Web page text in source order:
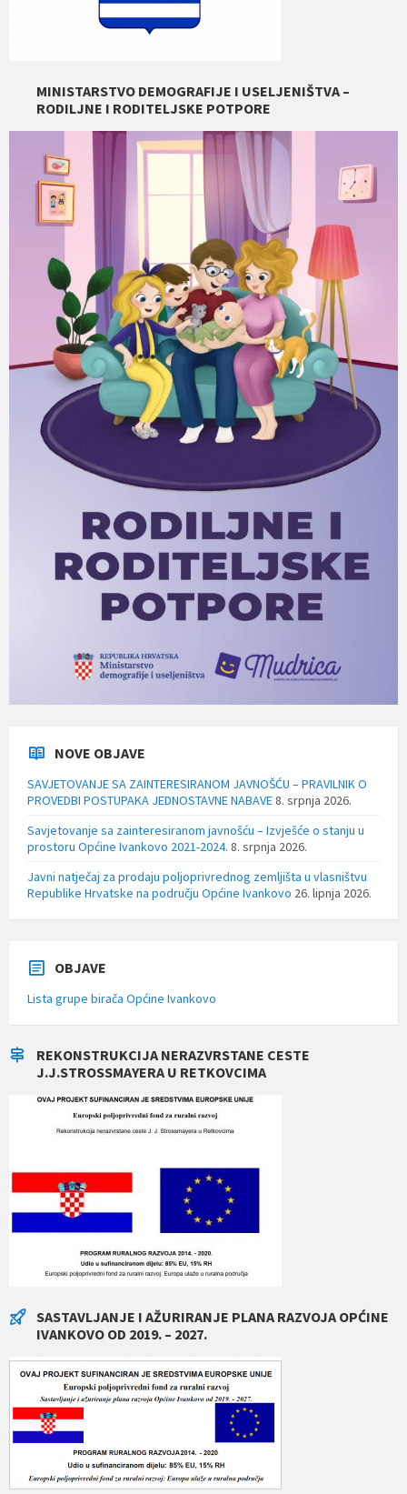
MINISTARSTVO DEMOGRAFIJE I USELJENIŠTVA –
RODILJNE I RODITELJSKE POTPORE
NOVE OBJAVE
SAVJETOVANJE SA ZAINTERESIRANOM JAVNOŠĆU – PRAVILNIK O
PROVEDBI POSTUPAKA JEDNOSTAVNE NABAVE8. srpnja 2026.
Savjetovanje sa zainteresiranom javnošću – Izvješće o stanju u
prostoru Općine Ivankovo 2021-2024. 8. srpnja 2026.
Javni natječaj za prodaju poljoprivrednog zemljišta u vlasništvu
Republike Hrvatske na području Općine Ivankovo 26. lipnja 2026.
OBJAVE
Lista grupe birača Općine Ivankovo
REKONSTRUKCIJA NERAZVRSTANE CESTE
J.J.STROSSMAYERA U RETKOVCIMA
SASTAVLJANJE I AŽURIRANJE PLANA RAZVOJA OPĆINE
IVANKOVO OD 2019. – 2027.